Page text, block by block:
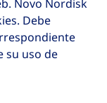
Novo Nordisk
Debe
su uso de